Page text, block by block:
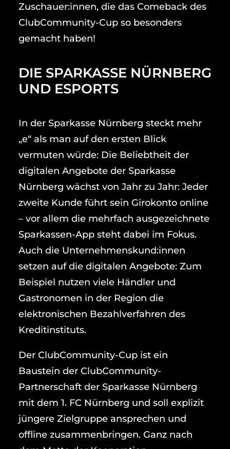
Zuschauer:innen, die das Comeback des
ClubCommunity-Cup so besonders
gemacht haben!
DIE SPARKASSE NÜRNBERG
UND ESPORTS
In der Sparkasse Nürnberg steckt mehr
„e“ als man auf den ersten Blick
vermuten würde: Die Beliebtheit der
digitalen Angebote der Sparkasse
Nürnberg wächst von Jahr zu Jahr: Jeder
zweite Kunde führt sein Girokonto online
– vor allem die mehrfach ausgezeichnete
Sparkassen-App steht dabei im Fokus.
Auch die Unternehmenskund:innen
setzen auf die digitalen Angebote: Zum
Beispiel nutzen viele Händler und
Gastronomen in der Region die
elektronischen Bezahlverfahren des
Kreditinstituts.
Der ClubCommunity-Cup ist ein
Baustein der ClubCommunity-
Partnerschaft der Sparkasse Nürnberg
mit dem 1. FC Nürnberg und soll explizit
jüngere Zielgruppe ansprechen und
offline zusammenbringen. Ganz nach